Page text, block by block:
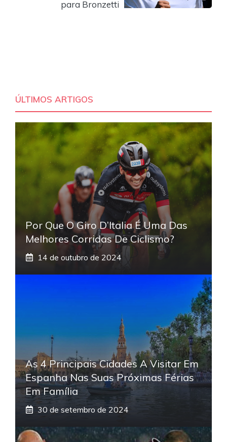
para Bronzetti
ÚLTIMOS ARTIGOS
Por Que O Giro D’Italia É Uma Das
Melhores Corridas De Ciclismo?
14 de outubro de 2024
As 4 Principais Cidades A Visitar Em
Espanha Nas Suas Próximas Férias
Em Família
30 de setembro de 2024